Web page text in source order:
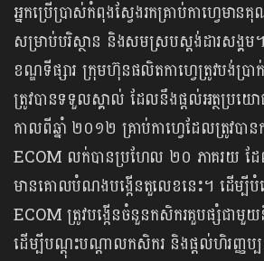
អ្នកប្រើប្រាស់កំពុងស្វែងរកគ្រាប់កាហ្វេមាន
សម្រាប់បរិស្ថាន និងសមស្របស្តង់ដារសង្គ
ខណ្ឌទីផ្សារ ក្រុមហ៊ុនផលិតកាហ្វេត្រូវបង់ប្រាក់
ត្រូវបានទទួលស្គាល់ ដែលនឹងផ្តល់អត្ថប្រយ
កាលពីឆ្នាំ ២០១២ គ្រាប់កាហ្វេដែលត្រូវប
ECOM លក់បានប្រហែល ២០ ភាគរយ ដ
មានគោលបំណងបង្កើនតួលេខនេះ។ ដើម្បីបំ
ECOM ត្រូវបង្កើនចំនួនកសិករគួបផ្សំជាមួយ
ដើម្បីបណ្តុះបណ្តាលកសិករ និងផ្តល់ហិរញ្ញប្